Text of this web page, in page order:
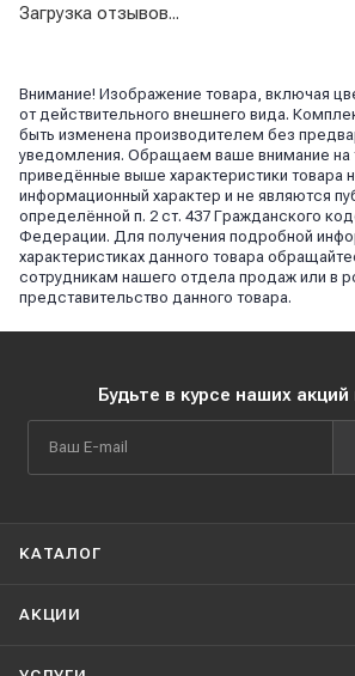
Загрузка отзывов...
Внимание! Изображение товара, включая
от действительного внешнего вида.
быть изменена производителем без
уведомления. Обращаем ваше внимание на
приведённые выше характеристики товара
информационный характер и не являются
определённой п. 2 ст. 437 Гражданского
Федерации. Для получения подробной
характеристиках данного товара
сотрудникам нашего отдела продаж или в
представительство данного товара.
Будьте в курсе наших
КАТАЛОГ
АКЦИИ